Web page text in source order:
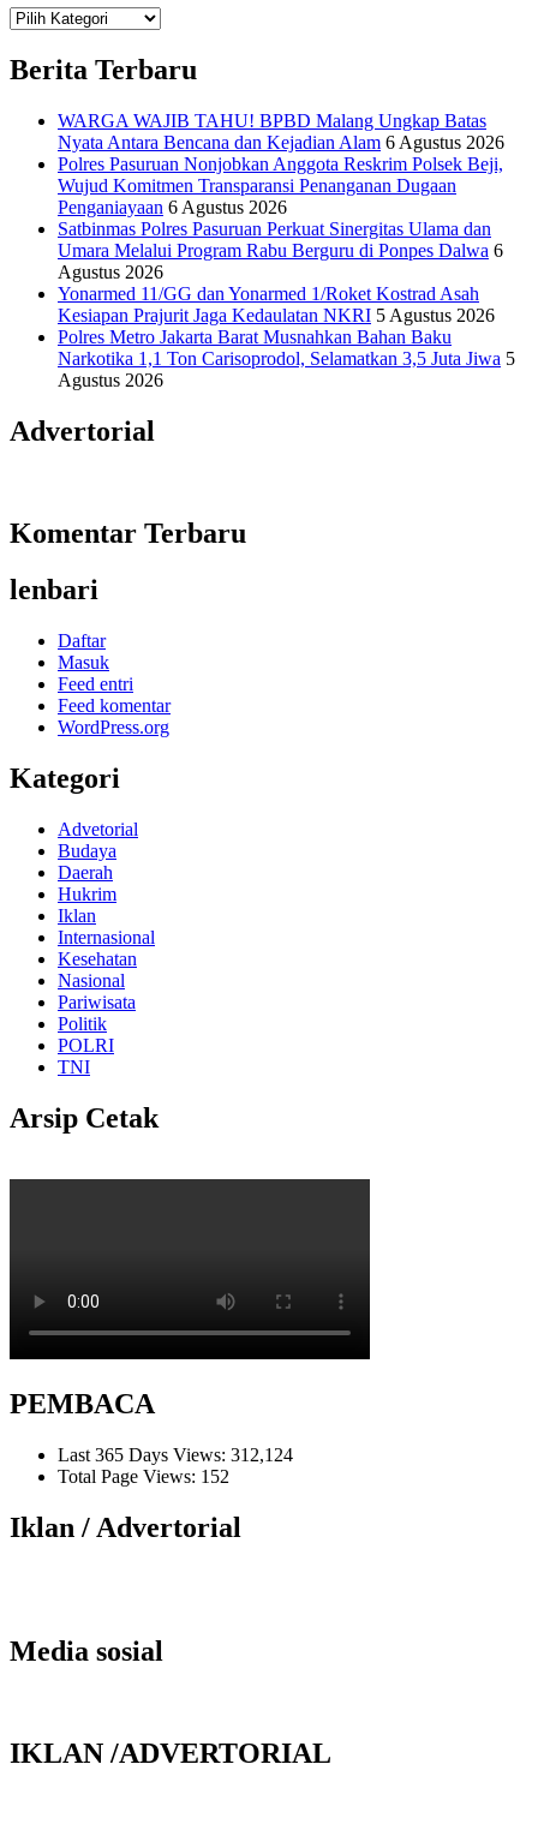
Teknologi
Berita Terbaru
WARGA WAJIB TAHU! BPBD Malang Ungkap Batas
Nyata Antara Bencana dan Kejadian Alam 6 Agustus 2026
Polres Pasuruan Nonjobkan Anggota Reskrim Polsek Beji,
Wujud Komitmen Transparansi Penanganan Dugaan
Penganiayaan 6 Agustus 2026
Satbinmas Polres Pasuruan Perkuat Sinergitas Ulama dan
Umara Melalui Program Rabu Berguru di Ponpes Dalwa 6
Agustus 2026
Yonarmed 11/GG dan Yonarmed 1/Roket Kostrad Asah
Kesiapan Prajurit Jaga Kedaulatan NKRI 5 Agustus 2026
Polres Metro Jakarta Barat Musnahkan Bahan Baku
Narkotika 1,1 Ton Carisoprodol, Selamatkan 3,5 Juta Jiwa 5
Agustus 2026
Advertorial
Komentar Terbaru
lenbari
Daftar
Masuk
Feed entri
Feed komentar
WordPress.org
Kategori
Advetorial
Budaya
Daerah
Hukrim
Iklan
Internasional
Kesehatan
Nasional
Pariwisata
Politik
POLRI
TNI
Arsip Cetak
PEMBACA
Last 365 Days Views: 312,124
Total Page Views: 152
Iklan / Advertorial
Media sosial
IKLAN /ADVERTORIAL